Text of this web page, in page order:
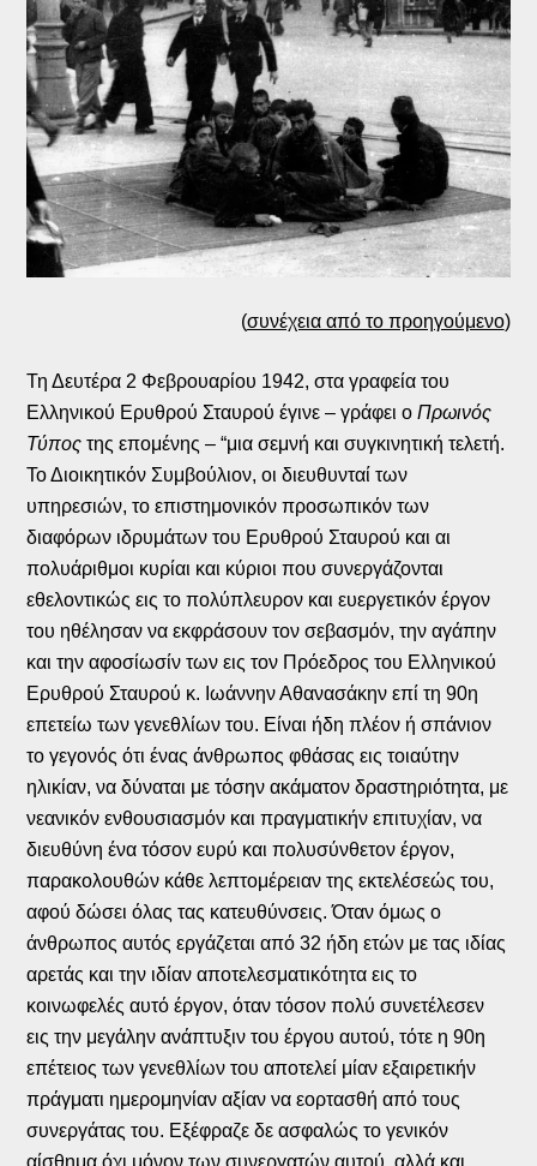
(συνέχεια από το προηγούμενο)
Τη Δευτέρα 2 Φεβρουαρίου 1942, στα γραφεία του
Ελληνικού Ερυθρού Σταυρού έγινε – γράφει οΠρωινός
Τύποςτης επομένης – “μια σεμνή και συγκινητική τελετή.
Το Διοικητικόν Συμβούλιον, οι διευθυνταί των
υπηρεσιών, το επιστημονικόν προσωπικόν των
διαφόρων ιδρυμάτων του Ερυθρού Σταυρού και αι
πολυάριθμοι κυρίαι και κύριοι που συνεργάζονται
εθελοντικώς εις το πολύπλευρον και ευεργετικόν έργον
του ηθέλησαν να εκφράσουν τον σεβασμόν, την αγάπην
και την αφοσίωσίν των εις τον Πρόεδρος του Ελληνικού
Ερυθρού Σταυρού κ. Ιωάννην Αθανασάκην επί τη 90η
επετείω των γενεθλίων του. Είναι ήδη πλέον ή σπάνιον
το γεγονός ότι ένας άνθρωπος φθάσας εις τοιαύτην
ηλικίαν, να δύναται με τόσην ακάματον δραστηριότητα, με
νεανικόν ενθουσιασμόν και πραγματικήν επιτυχίαν, να
διευθύνη ένα τόσον ευρύ και πολυσύνθετον έργον,
παρακολουθών κάθε λεπτομέρειαν της εκτελέσεώς του,
αφού δώσει όλας τας κατευθύνσεις. Όταν όμως ο
άνθρωπος αυτός εργάζεται από 32 ήδη ετών με τας ιδίας
αρετάς και την ιδίαν αποτελεσματικότητα εις το
κοινωφελές αυτό έργον, όταν τόσον πολύ συνετέλεσεν
εις την μεγάλην ανάπτυξιν του έργου αυτού, τότε η 90η
επέτειος των γενεθλίων του αποτελεί μίαν εξαιρετικήν
πράγματι ημερομηνίαν αξίαν να εορτασθή από τους
συνεργάτας του. Εξέφραζε δε ασφαλώς το γενικόν
αίσθημα όχι μόνον των συνεργατών αυτού, αλλά και